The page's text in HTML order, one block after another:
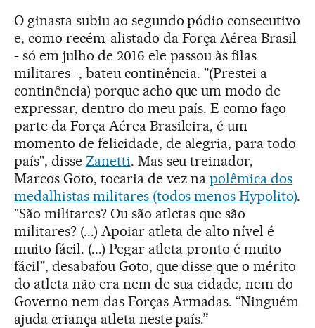
O ginasta subiu ao segundo pódio consecutivo
e, como recém-alistado da Força Aérea Brasil
- só em julho de 2016 ele passou às filas
militares -, bateu continência. "(Prestei a
continência) porque acho que um modo de
expressar, dentro do meu país. E como faço
parte da Força Aérea Brasileira, é um
momento de felicidade, de alegria, para todo
país", disse Zanetti. Mas seu treinador,
Marcos Goto, tocaria de vez napolêmica dos
medalhistas militares (todos menos Hypolito).
"São militares? Ou são atletas que são
militares? (...) Apoiar atleta de alto nível é
muito fácil. (...) Pegar atleta pronto é muito
fácil", desabafou Goto, que disse que o mérito
do atleta não era nem de sua cidade, nem do
Governo nem das Forças Armadas. “Ninguém
ajuda criança atleta neste país.”